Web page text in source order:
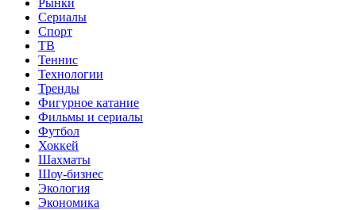
Сериалы
Спорт
ТВ
Теннис
Технологии
Тренды
Фигурное катание
Фильмы и сериалы
Футбол
Хоккей
Шахматы
Шоу-бизнес
Экология
Экономика